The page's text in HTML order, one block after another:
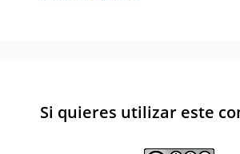
Si quieres utilizar este